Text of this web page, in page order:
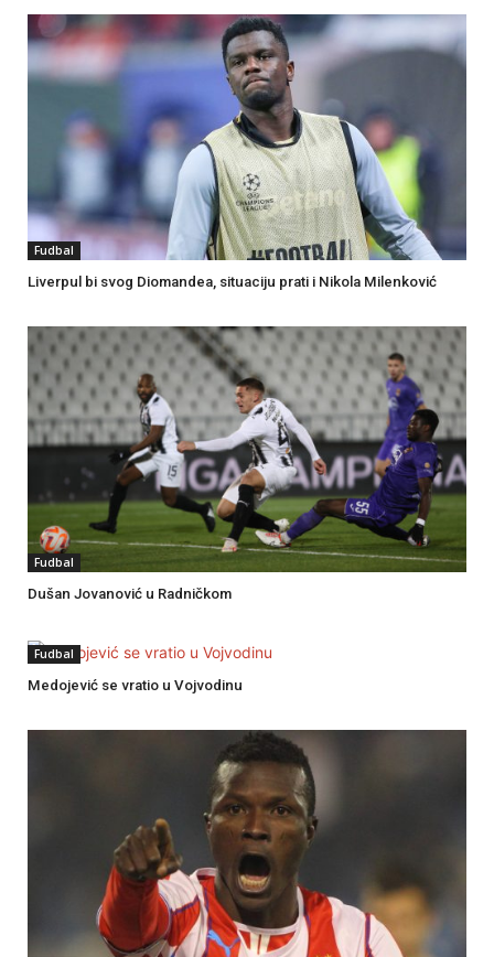
Fudbal
Liverpul bi svog Diomandea, situaciju prati i Nikola Milenković
Fudbal
Dušan Jovanović u Radničkom
Fudbal
Medojević se vratio u Vojvodinu